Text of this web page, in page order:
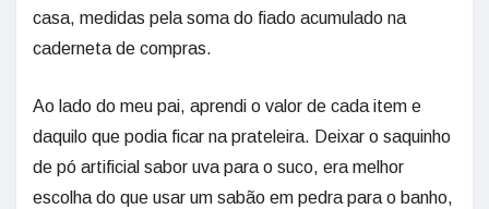
casa, medidas pela soma do fiado acumulado na
caderneta de compras.
Ao lado do meu pai, aprendi o valor de cada item e
daquilo que podia ficar na prateleira. Deixar o saquinho
de pó artificial sabor uva para o suco, era melhor
escolha do que usar um sabão em pedra para o banho,